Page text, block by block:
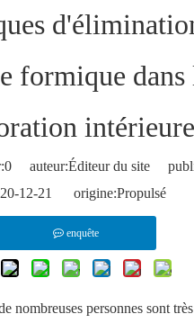
formique dans
intérieure
0 auteur:Éditeur du site
12-21 origine:Propulsé
enquête
nombreuses personnes sont très